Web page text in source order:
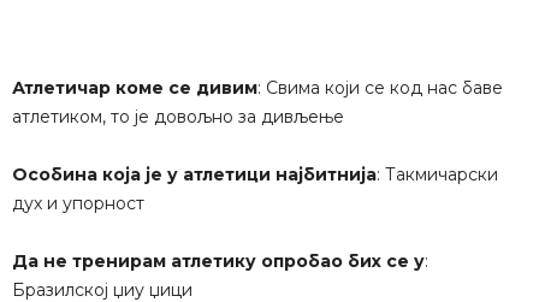
Атлетичар коме се дивим: Свима који се код нас баве
атлетиком, то је довољно за дивљење
Особина која је у атлетици најбитнија: Такмичарски
дух и упорност
Да не тренирам атлетику опробао бих се у:
Бразилској џиу џици